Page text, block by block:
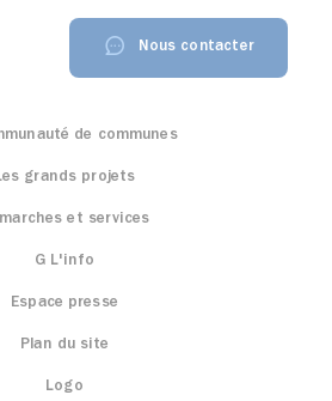
Nous contacter
de communes
grands projets
et services
G L'info
Espace presse
Plan du site
Logo